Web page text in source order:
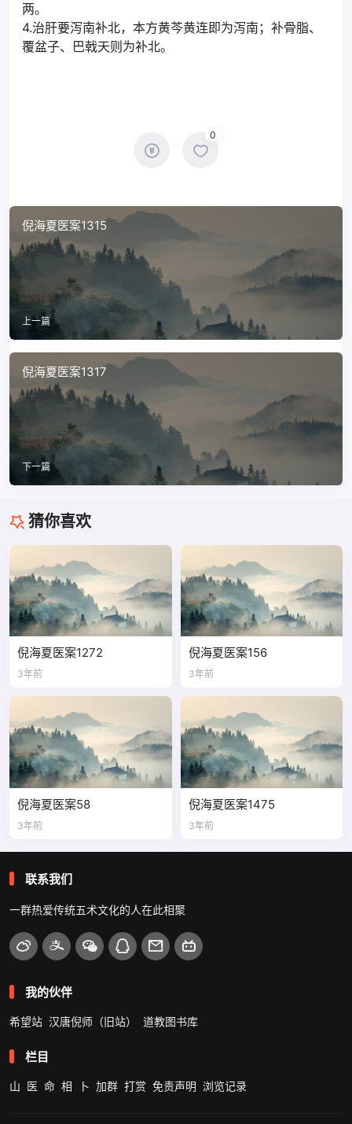
两。
4.治肝要泻南补北，本方黄芩黄连即为泻南；补骨脂、
覆盆子、巴戟天则为补北。
0
倪海夏医案1315
上一篇
倪海夏医案1317
下一篇
猜你喜欢
倪海夏医案1272
3年前
倪海夏医案156
3年前
倪海夏医案58
3年前
倪海夏医案1475
3年前
联系我们
一群热爱传统五术文化的人在此相聚
我的伙伴
希望站 汉唐倪师（旧站） 道教图书库
栏目
山 医 命 相 卜 加群 打赏 免责声明 浏览记录